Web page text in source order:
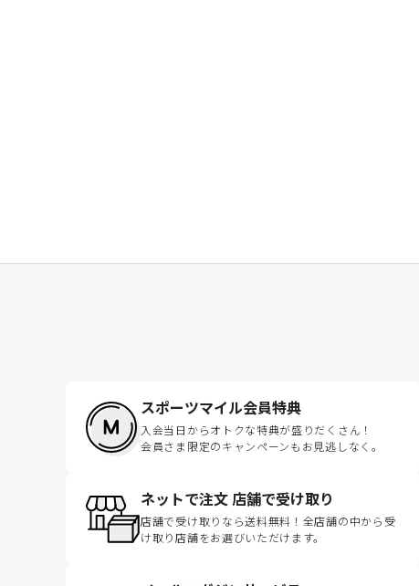
スポーツマイル会員特典
入会当日からオトクな特典が盛りだくさん！
会員さま限定のキャンペーンもお見逃しなく。
ネットで注文 店舗で受け取り
店舗で受け取りなら送料無料！全店舗の中から受
け取り店舗をお選びいただけます。